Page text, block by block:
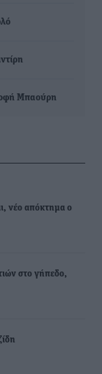
Μπαούρη
νέο απόκτημα ο
στο γήπεδο,